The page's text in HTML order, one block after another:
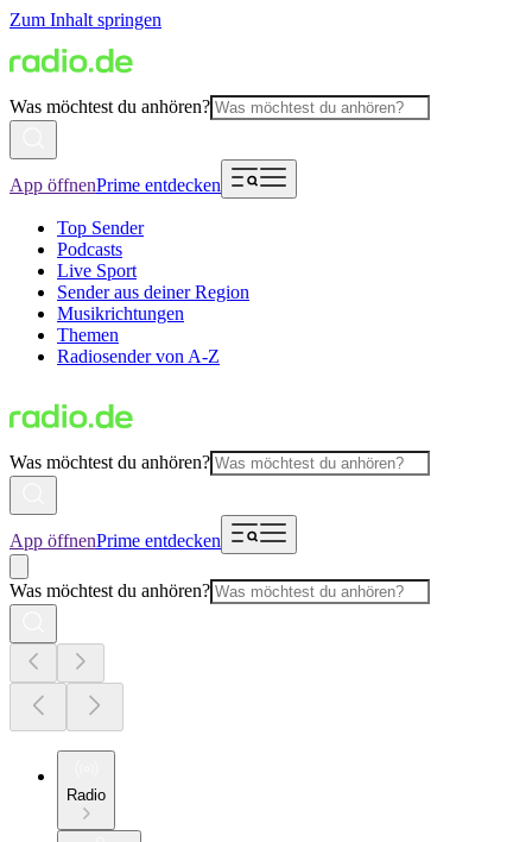
Zum Inhalt springen
Was möchtest du anhören?
App öffnenPrime entdecken
Top Sender
Podcasts
Live Sport
Sender aus deiner Region
Musikrichtungen
Themen
Radiosender von A-Z
Was möchtest du anhören?
App öffnenPrime entdecken
Was möchtest du anhören?
Radio